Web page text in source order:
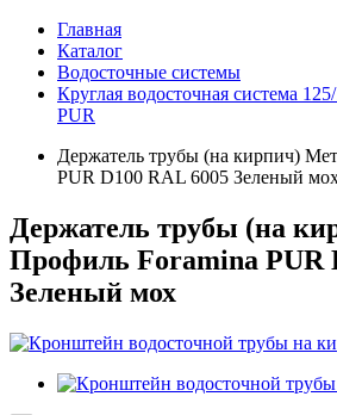
Главная
Каталог
Водосточные системы
Круглая водосточная система
PUR
Держатель трубы (на кирпич)
PUR D100 RAL 6005 Зеленый
Держатель трубы (на
Профиль Foramina PUR
Зеленый мох